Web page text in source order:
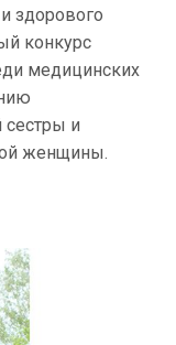
здорового
конкурс
медицинских
и
женщины.